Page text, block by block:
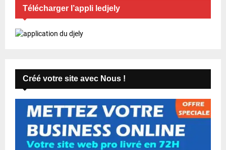
Télécharger l’appli ledjely
Créé votre site avec Nous !